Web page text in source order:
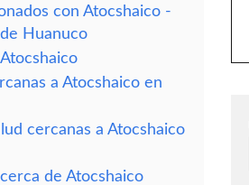
con Atocshaico -
Huanuco
a Atocshaico en
cercanas a Atocshaico
de Atocshaico